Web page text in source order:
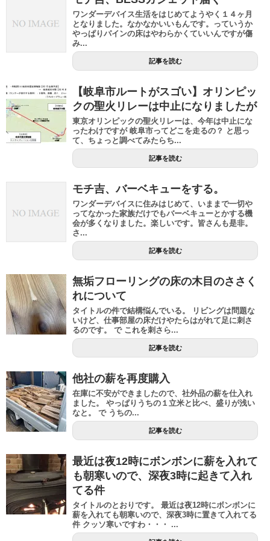
ワンダーデバイス生活をはじめてようやく１４ヶ月
となりました。なかなかいいもんです。っていうか
やっぱりパインの床はやわらかくていいんですが傷
み...
記事を読む
【岐阜市ルートがスゴい】オリンピッ
クの聖火リレーは中止になりましたが
東京オリンピックの聖火リレーは、今年は中止にな
ったわけですが 岐阜市ってどこを走るの？ と思っ
て、ちょっと調べてみたらち...
記事を読む
モチ吉、バーベキューをする。
ワンダーデバイスに住みはじめて、いままで一切や
ってなかった家族だけでもバーベキューとかする機
会が多くなりました。楽しいです。皆さんも是非。
さ...
記事を読む
無垢フローリングの床の木目のささく
れについて
タイトルの件で結構悩んでいる。 リビングは問題な
いけど、仕事部屋の床だけやたらはがれて足に刺さ
るのです。 で これを刺さら...
記事を読む
他社の薪を再度購入
在庫に不安ができましたので、社外品の薪を仕入れ
ました。 やっぱりうちの１立米と比べ、盛りが浅い
なと。 で うちの...
記事を読む
最近は夜12時にボンボンに薪を入れて
も朝寒いので、深夜3時に起きて入れ
てる件
タイトルのとおりです。 最近は夜12時にボンボンに
薪を入れても朝寒いので、深夜3時に置きて入れてる
件 クッソ寒いですわ・・・ ...